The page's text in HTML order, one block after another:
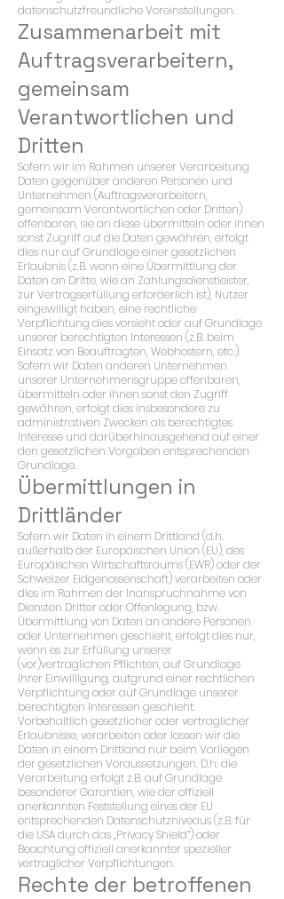
datenschutzfreundliche Voreinstellungen.
Zusammenarbeit mit
Auftragsverarbeitern,
gemeinsam
Verantwortlichen und
Dritten
Sofern wir im Rahmen unserer Verarbeitung
Daten gegenüber anderen Personen und
Unternehmen (Auftragsverarbeitern,
gemeinsam Verantwortlichen oder Dritten)
offenbaren, sie an diese übermitteln oder ihnen
sonst Zugriff auf die Daten gewähren, erfolgt
dies nur auf Grundlage einer gesetzlichen
Erlaubnis (z.B. wenn eine Übermittlung der
Daten an Dritte, wie an Zahlungsdienstleister,
zur Vertragserfüllung erforderlich ist), Nutzer
eingewilligt haben, eine rechtliche
Verpflichtung dies vorsieht oder auf Grundlage
unserer berechtigten Interessen (z.B. beim
Einsatz von Beauftragten, Webhostern, etc.).
Sofern wir Daten anderen Unternehmen
unserer Unternehmensgruppe offenbaren,
übermitteln oder ihnen sonst den Zugriff
gewähren, erfolgt dies insbesondere zu
administrativen Zwecken als berechtigtes
Interesse und darüberhinausgehend auf einer
den gesetzlichen Vorgaben entsprechenden
Grundlage.
Übermittlungen in
Drittländer
Sofern wir Daten in einem Drittland (d.h.
außerhalb der Europäischen Union (EU), des
Europäischen Wirtschaftsraums (EWR) oder der
Schweizer Eidgenossenschaft) verarbeiten oder
dies im Rahmen der Inanspruchnahme von
Diensten Dritter oder Offenlegung, bzw.
Übermittlung von Daten an andere Personen
oder Unternehmen geschieht, erfolgt dies nur,
wenn es zur Erfüllung unserer
(vor)vertraglichen Pflichten, auf Grundlage
Ihrer Einwilligung, aufgrund einer rechtlichen
Verpflichtung oder auf Grundlage unserer
berechtigten Interessen geschieht.
Vorbehaltlich gesetzlicher oder vertraglicher
Erlaubnisse, verarbeiten oder lassen wir die
Daten in einem Drittland nur beim Vorliegen
der gesetzlichen Voraussetzungen. D.h. die
Verarbeitung erfolgt z.B. auf Grundlage
besonderer Garantien, wie der offiziell
anerkannten Feststellung eines der EU
entsprechenden Datenschutzniveaus (z.B. für
die USA durch das „Privacy Shield“) oder
Beachtung offiziell anerkannter spezieller
vertraglicher Verpflichtungen.
Rechte der betroffenen